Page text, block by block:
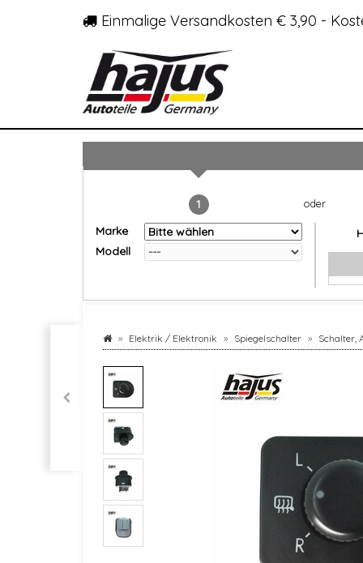
Einmalige Versandkosten € 3,90 -
1
Marke
Modell
Elektrik / Elektronik Spiegelschalter Schalter,